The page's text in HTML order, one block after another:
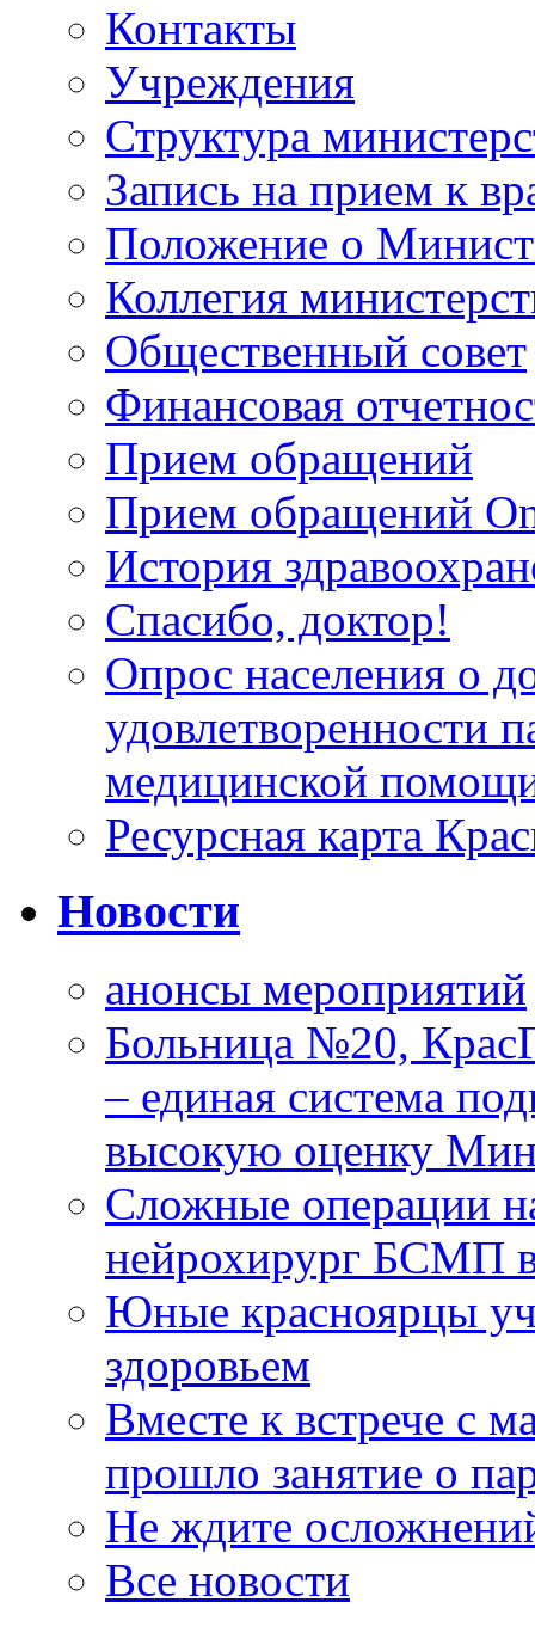
Контакты
Учреждения
Структура
Запись на прием к
Положение о
Коллегия
Общественный совет
Финансовая
Прием обращений
Прием обращений
История
Спасибо, доктор!
Опрос населения о
удовлетворенности
медицинской
Ресурсная карта
Новости
анонсы мероприятий
Больница №20,
– единая система
высокую оценку
Сложные операции
нейрохирург БСМП
Юные красноярцы
здоровьем
Вместе к встрече с
прошло занятие о
Не ждите
Все новости